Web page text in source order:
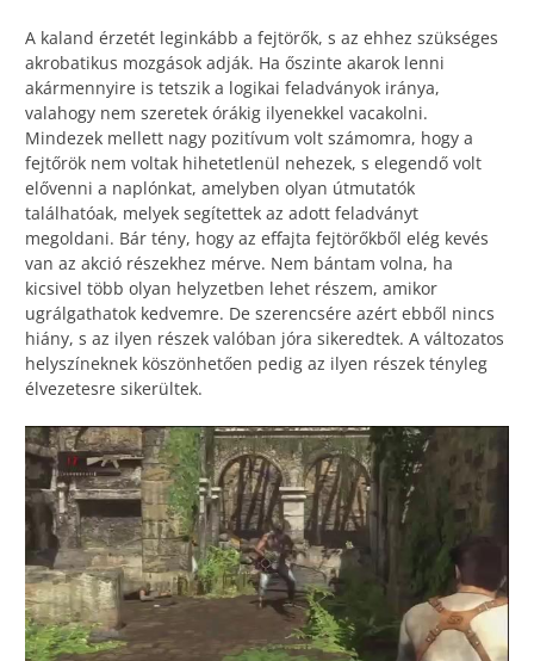
A kaland érzetét leginkább a fejtörők, s az ehhez szükséges
akrobatikus mozgások adják. Ha őszinte akarok lenni
akármennyire is tetszik a logikai feladványok iránya,
valahogy nem szeretek órákig ilyenekkel vacakolni.
Mindezek mellett nagy pozitívum volt számomra, hogy a
fejtőrök nem voltak hihetetlenül nehezek, s elegendő volt
elővenni a naplónkat, amelyben olyan útmutatók
találhatóak, melyek segítettek az adott feladványt
megoldani. Bár tény, hogy az effajta fejtörőkből elég kevés
van az akció részekhez mérve. Nem bántam volna, ha
kicsivel több olyan helyzetben lehet részem, amikor
ugrálgathatok kedvemre. De szerencsére azért ebből nincs
hiány, s az ilyen részek valóban jóra sikeredtek. A változatos
helyszíneknek köszönhetően pedig az ilyen részek tényleg
élvezetesre sikerültek.